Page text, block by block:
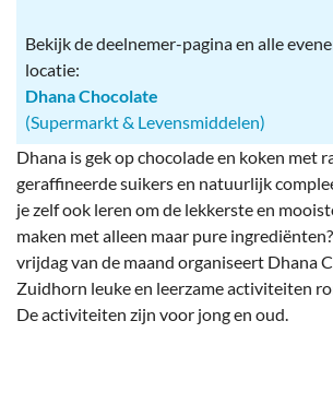
Bekijk de deelnemer-pagina en alle
locatie:
Dhana Chocolate
(Supermarkt & Levensmiddelen)
Dhana is gek op chocolade en koken met
geraffineerde suikers en natuurlijk
je zelf ook leren om de lekkerste en
maken met alleen maar pure
vrijdag van de maand organiseert Dhana
Zuidhorn leuke en leerzame activiteiten
De activiteiten zijn voor jong en oud.